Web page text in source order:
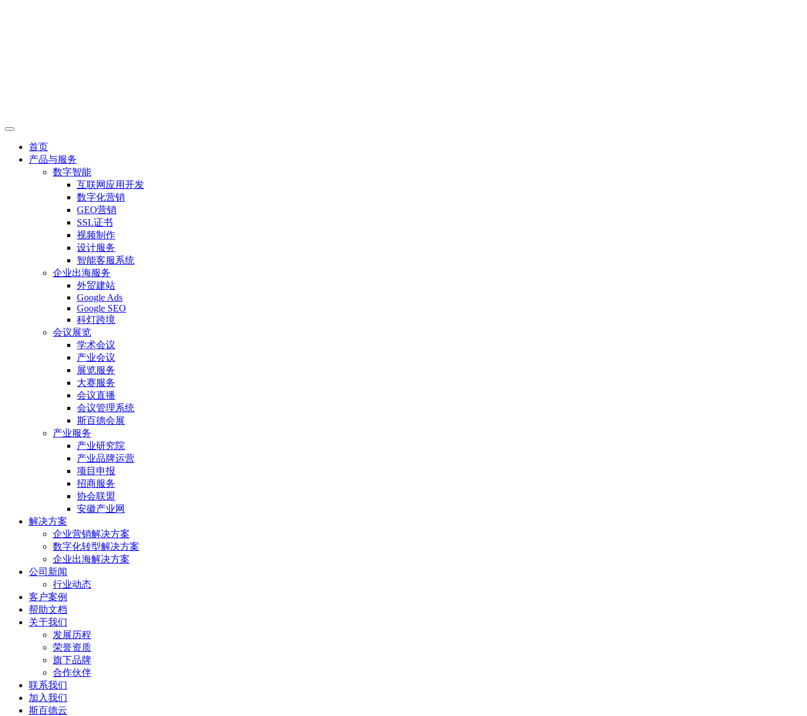
首页
产品与服务
数字智能
互联网应用开发
数字化营销
GEO营销
SSL证书
视频制作
设计服务
智能客服系统
企业出海服务
外贸建站
Google Ads
Google SEO
科灯跨境
会议展览
学术会议
产业会议
展览服务
大赛服务
会议直播
会议管理系统
斯百德会展
产业服务
产业研究院
产业品牌运营
项目申报
招商服务
协会联盟
安徽产业网
解决方案
企业营销解决方案
数字化转型解决方案
企业出海解决方案
公司新闻
行业动态
客户案例
帮助文档
关于我们
发展历程
荣誉资质
旗下品牌
合作伙伴
联系我们
加入我们
斯百德云